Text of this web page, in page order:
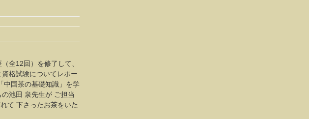
全12回）を修了して、
格試験についてレポー
国茶の基礎知識」を学
池田 泉先生が ご担当
て 下さったお茶をいた